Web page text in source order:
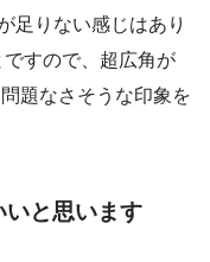
足りない感じはあり
すので、超広角が
題なさそうな印象を
と思います